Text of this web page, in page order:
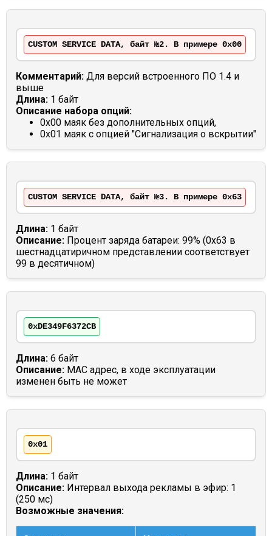
CUSTOM SERVICE DATA, байт №2. В примере 0x00
Комментарий: Для версий встроенного ПО 1.4 и
выше
Длина: 1 байт
Описание набора опций:
0x00 маяк без дополнительных опций,
0x01 маяк с опцией "Сигнализация о вскрытии"
CUSTOM SERVICE DATA, байт №3. В примере 0x63
Длина: 1 байт
Описание: Процент заряда батареи: 99% (0x63 в
шестнадцатиричном представлении соответствует
99 в десятичном)
0xDE349F6372CB
Длина: 6 байт
Описание: MAC адрес, в ходе эксплуатации
изменен быть не может
0x01
Длина: 1 байт
Описание: Интервал выхода рекламы в эфир: 1
(250 мс)
Возможные значения: